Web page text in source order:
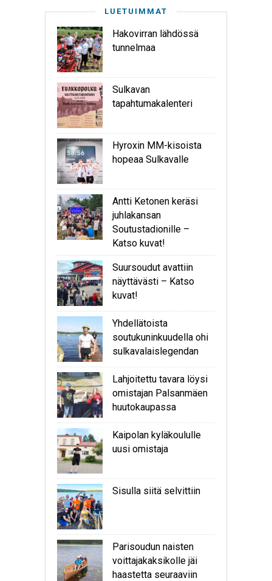
LUETUIMMAT
Hakovirran lähdössä
tunnelmaa
Sulkavan
tapahtumakalenteri
Hyroxin MM-kisoista
hopeaa Sulkavalle
Antti Ketonen keräsi
juhlakansan
Soutustadionille –
Katso kuvat!
Suursoudut avattiin
näyttävästi – Katso
kuvat!
Yhdellätoista
soutukuninkuudella ohi
sulkavalaislegendan
Lahjoitettu tavara löysi
omistajan Palsanmäen
huutokaupassa
Kaipolan kyläkoululle
uusi omistaja
Sisulla siitä selvittiin
Parisoudun naisten
voittajakaksikolle jäi
haastetta seuraaviin